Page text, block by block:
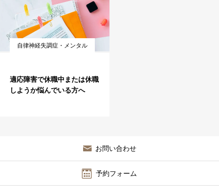
自律神経失調症・メンタル
適応障害で休職中または休職
しようか悩んでいる方へ
お問い合わせ
予約フォーム